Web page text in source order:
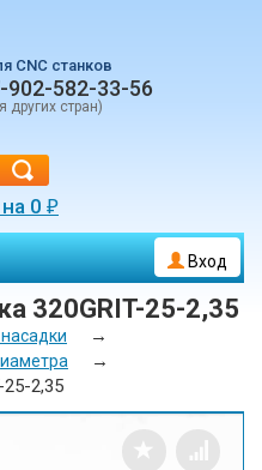
CNC станков
902-582-33-56
других стран)
на 0 ₽
Вход
320GRIT-25-2,35
→
→
2,35